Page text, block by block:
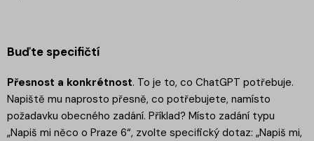
Buďte specifičtí
Přesnost a konkrétnost. To je to, co ChatGPT potřebuje.
Napiště mu naprosto přesně, co potřebujete, namísto
požadavku obecného zadání. Příklad? Místo zadání typu
„Napiš mi něco o Praze 6“, zvolte specifický dotaz: „Napiš mi,